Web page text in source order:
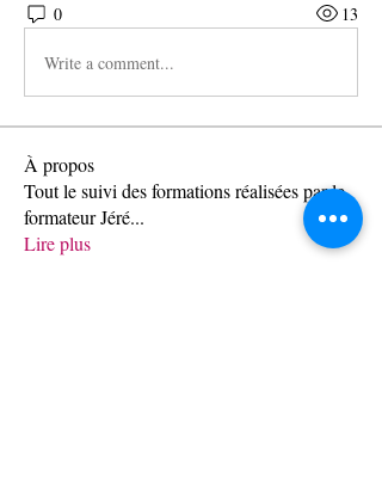
0 13
Write a comment...
À propos
Tout le suivi des formations réalisées par le
formateur Jéré...
Lire plus